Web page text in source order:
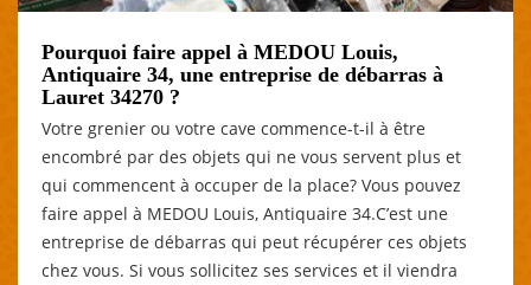
Pourquoi faire appel à MEDOU Louis,
Antiquaire 34, une entreprise de débarras à
Lauret 34270 ?
Votre grenier ou votre cave commence-t-il à être
encombré par des objets qui ne vous servent plus et
qui commencent à occuper de la place? Vous pouvez
faire appel à MEDOU Louis, Antiquaire 34.C’est une
entreprise de débarras qui peut récupérer ces objets
chez vous. Si vous sollicitez ses services et il viendra